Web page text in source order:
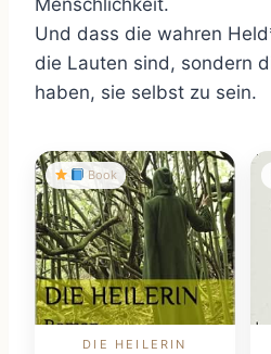
Menschlichkeit.
Und dass die wahren
die Lauten sind, sondern
haben, sie selbst zu sein.
Book
DIE HEILERIN